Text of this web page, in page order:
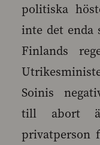
politiska
inte det enda
Finlands
Soinis
till abort
privatperson